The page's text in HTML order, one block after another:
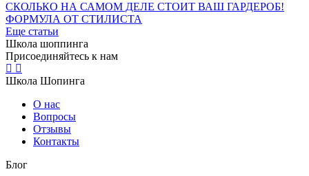
СКОЛЬКО НА САМОМ ДЕЛЕ СТОИТ ВАШ ГАРДЕРОБ!
ФОРМУЛА ОТ СТИЛИСТА
Еще статьи
Школа шоппинга
Присоединяйтесь к нам
Школа Шопинга
О нас
Вопросы
Отзывы
Контакты
Блог